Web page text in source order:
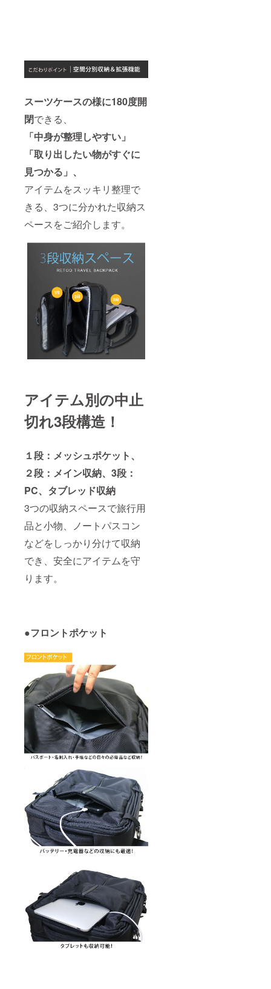
スーツケースの様に180度開
閉できる、
「中身が整理しやすい」
「取り出したい物がすぐに
見つかる」、
アイテムをスッキリ整理で
きる、3つに分かれた収納ス
ペースをご紹介します。
アイテム別の中止
切れ3段構造！
１段：メッシュポケット、
２段：メイン収納、3段：
PC、タブレッド収納
3つの収納スペースで旅行用
品と小物、ノートパスコン
などをしっかり分けて収納
でき、安全にアイテムを守
ります。
●フロントポケット